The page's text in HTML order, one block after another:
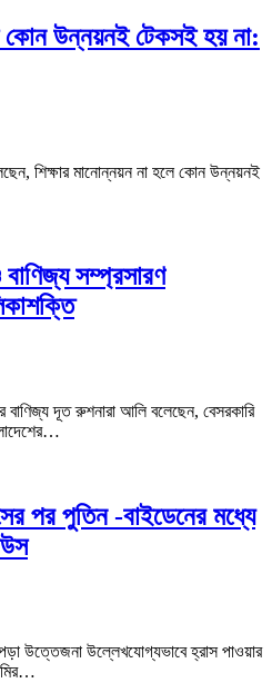
কোন উন্নয়নই টেকসই হয় না:
শিক্ষার মানোন্নয়ন না হলে কোন উন্নয়নই
সম্প্রসারণ
বাণিজ্য দূত রুশনারা আলি বলেছেন, বেসরকারি
পর পুতিন -বাইডেনের মধ্যে
উত্তেজনা উল্লেখযোগ্যভাবে হ্রাস পাওয়ার